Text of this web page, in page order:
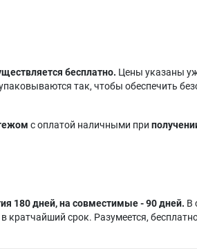
бесплатно. Цены указаны
так, чтобы обеспечить
с оплатой наличными при
180 дней, на совместимые - 90 дней. В
срок. Разумеется,